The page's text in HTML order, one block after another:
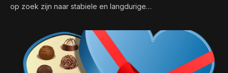
op zoek zijn naar stabiele en langdurige…